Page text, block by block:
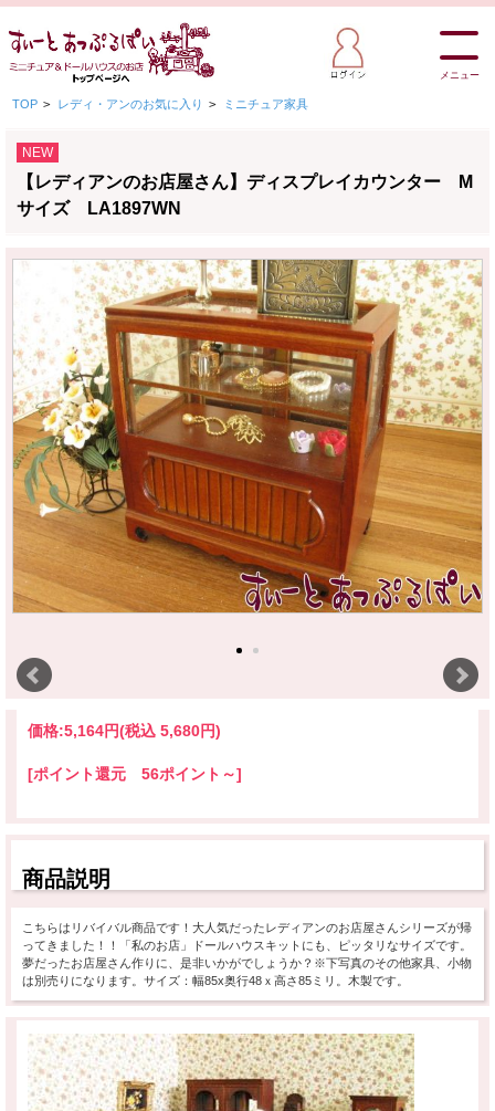
メニュー
TOP > レディ・アンのお気に入り > ミニチュア家具
NEW
【レディアンのお店屋さん】ディスプレイカウンター M
サイズ LA1897WN
価格:5,164円(税込 5,680円)
[ポイント還元 56ポイント～]
商品説明
こちらはリバイバル商品です！大人気だったレディアンのお店屋さんシリーズが帰
ってきました！！「私のお店」ドールハウスキットにも、ピッタリなサイズです。
夢だったお店屋さん作りに、是非いかがでしょうか？※下写真のその他家具、小物
は別売りになります。サイズ：幅85x奥行48ｘ高さ85ミリ。木製です。